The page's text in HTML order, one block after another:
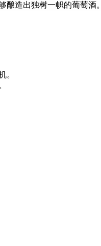
酿造出独树一帜的葡萄酒。
。